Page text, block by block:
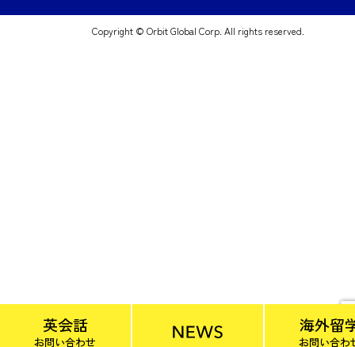
英会話
お問い合わせ
海外留
お問い合わ
Copyright © Orbit Global Corp. All rights reserved.